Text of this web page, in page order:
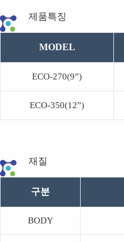
제품특징
MODEL
ECO-270(9”)
ECO-350(12”)
재질
구분
BODY